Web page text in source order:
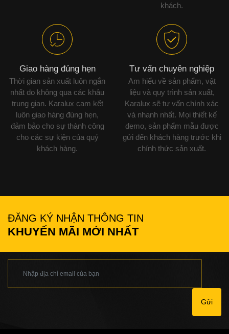
khách.
Giao hàng đúng hẹn
Thời gian sản xuất luôn ngắn
nhất do không qua các khâu
trung gian. Karalux cam kết
luôn giao hàng đúng hẹn,
đảm bảo cho sự thành công
cho các sự kiện của quý
khách hàng.
Tư vấn chuyên nghiệp
Am hiểu về sản phẩm, vật
liệu và quy trình sản xuất,
Karalux sẽ tư vấn chính xác
và nhanh nhất. Mọi thiết kế
demo, sản phẩm mẫu được
gửi đến khách hàng trước khi
chính thức sản xuất.
ĐĂNG KÝ NHẬN THÔNG TIN
KHUYẾN MÃI MỚI NHẤT
Gửi